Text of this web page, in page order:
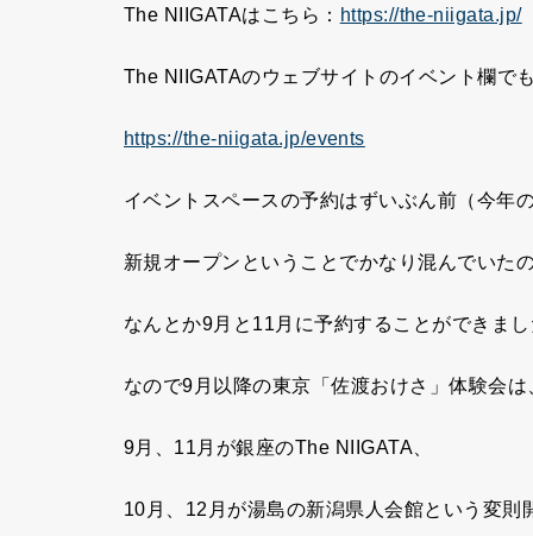
The NIIGATAはこちら： https://the-niigata.jp/
The NIIGATAのウェブサイトのイベント欄で
https://the-niigata.jp/events
イベントスペースの予約はずいぶん前（今年
新規オープンということでかなり混んでいたの
なんとか9月と11月に予約することができまし
なので9月以降の東京「佐渡おけさ」体験会は
9月、11月が銀座のThe NIIGATA、
10月、12月が湯島の新潟県人会館という変則